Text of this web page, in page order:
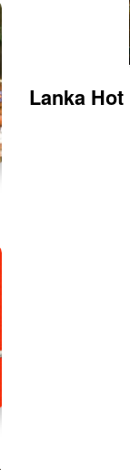
Lanka